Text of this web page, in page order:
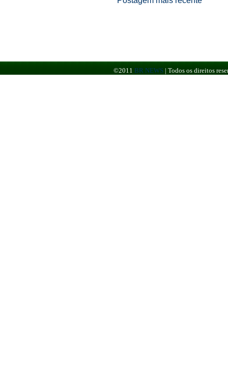
©2011 BR NEWS | Todos os direitos